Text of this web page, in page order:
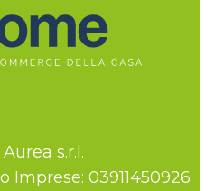
s.r.l.
Imprese: 03911450926